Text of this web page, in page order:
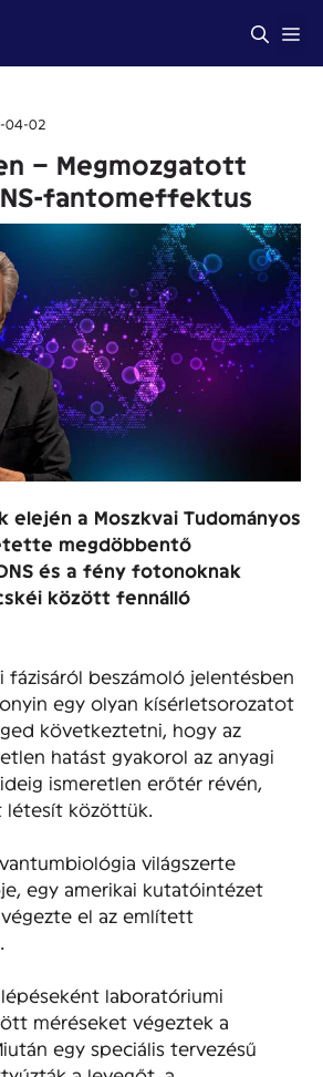
04-02
– Megmozgatott
fantomeffektus
elején a Moszkvai Tudományos
megdöbbentő
és a fény fotonoknak
között fennálló
fázisáról beszámoló jelentésben
egy olyan kísérletsorozatot
következtetni, hogy az
hatást gyakorol az anyagi
ismeretlen erőtér révén,
létesít közöttük.
világszerte
egy amerikai kutatóintézet
el az említett
laboratóriumi
méréseket végeztek a
egy speciális tervezésű